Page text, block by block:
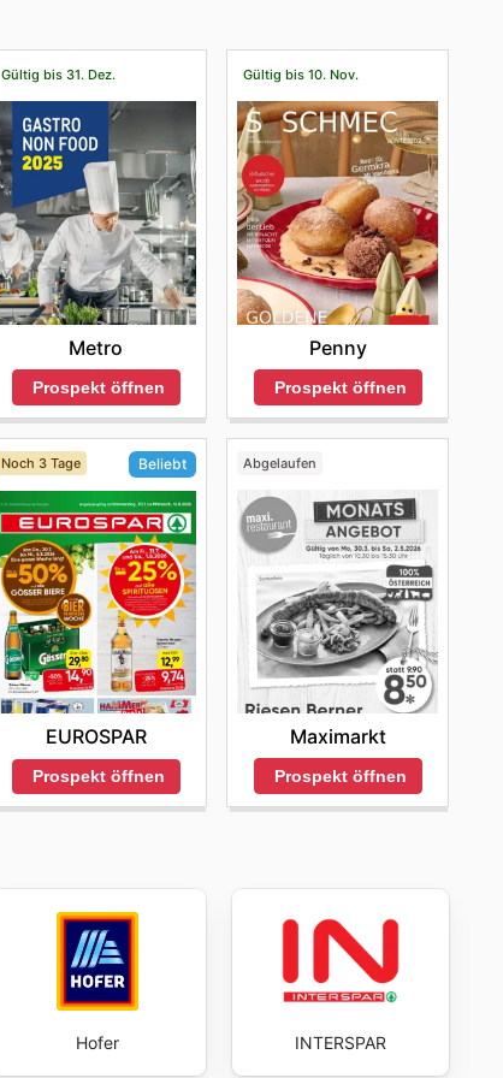
Gültig bis 31. Dez.
Metro
Prospekt öffnen
Gültig bis 10. Nov.
Penny
Prospekt öffnen
Noch 3 Tage Beliebt
EUROSPAR
Prospekt öffnen
Abgelaufen
Maximarkt
Prospekt öffnen
Hofer INTERSPAR